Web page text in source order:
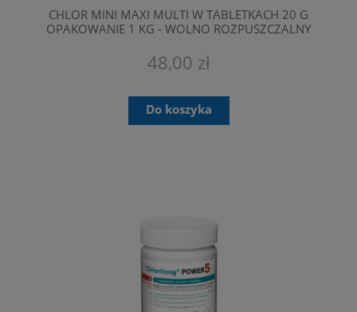
CHLOR MINI MAXI MULTI W TABLETKACH 20 G
OPAKOWANIE 1 KG - WOLNO ROZPUSZCZALNY
48,00 zł
Do koszyka